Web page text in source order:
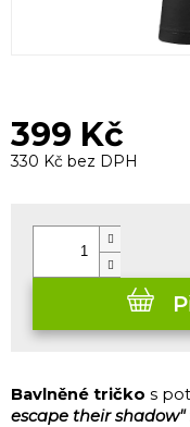
399 Kč
330 Kč bez DPH
Bavlněné tričko s
escape their shadow"